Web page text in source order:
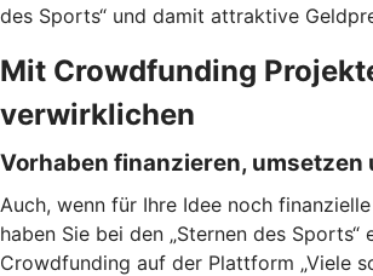
des Sports“ und damit attraktive
Mit Crowdfunding
verwirklichen
Vorhaben finanzieren, umsetzen
Auch, wenn für Ihre Idee noch
haben Sie bei den „Sternen des Sports“
Crowdfunding auf der Plattform „Viele